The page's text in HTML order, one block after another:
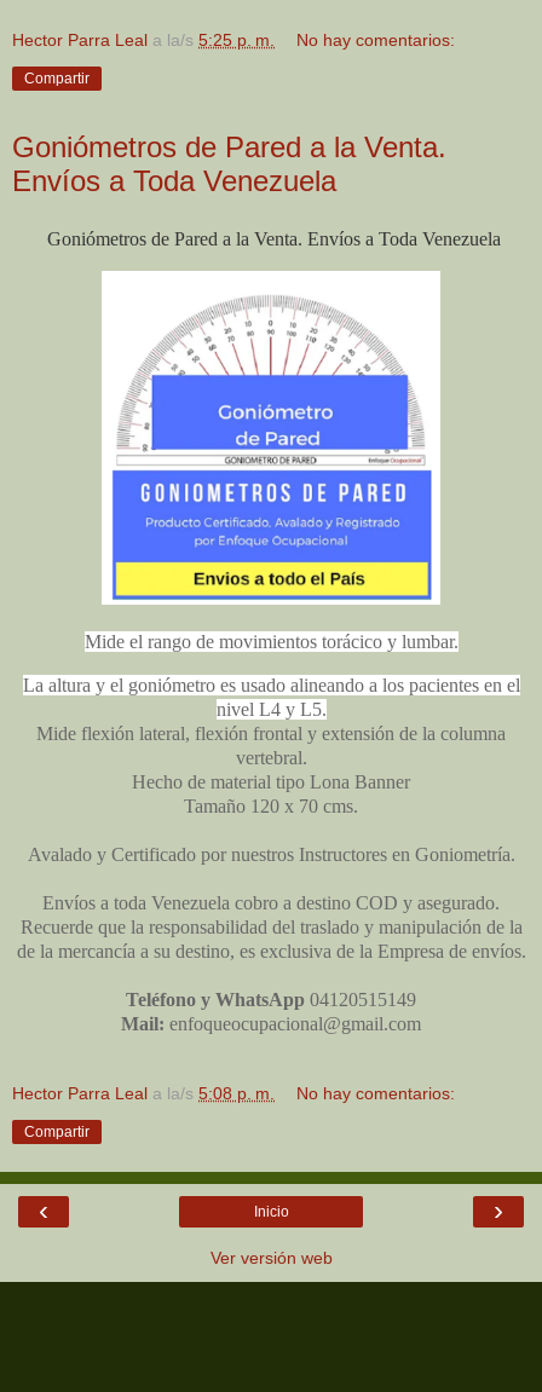
Hector Parra Leal a la/s 5:25 p. m. No hay comentarios:
Compartir
Goniómetros de Pared a la Venta.
Envíos a Toda Venezuela
Goniómetros de Pared a la Venta. Envíos a Toda Venezuela
Mide el rango de movimientos torácico y lumbar.
La altura y el goniómetro es usado alineando a los pacientes en el
nivel L4 y L5.
Mide flexión lateral, flexión frontal y extensión de la columna
vertebral.
Hecho de material tipo Lona Banner
Tamaño 120 x 70 cms.
Avalado y Certificado por nuestros Instructores en Goniometría.
Envíos a toda Venezuela cobro a destino COD y asegurado.
Recuerde que la responsabilidad del traslado y manipulación de la
de la mercancía a su destino, es exclusiva de la Empresa de envíos.
Teléfono y WhatsApp 04120515149
Mail: enfoqueocupacional@gmail.com
Hector Parra Leal a la/s 5:08 p. m. No hay comentarios:
Compartir
‹ ›
Inicio
Ver versión web